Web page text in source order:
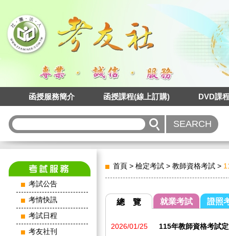
函授服務簡介 函授課程(線上訂購) DVD課
考試公告
考情快訊
考試日程
考友社刊
首頁 > 檢定考試 > 教師資格考試 >
總 覽 就業考試 證照
2026/01/25 115年教師資格考試